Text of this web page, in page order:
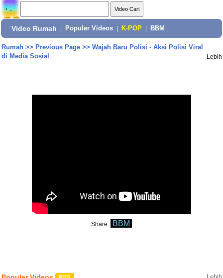
Video Rumah Populer Videos K-POP BBM
Rumah>> Previous Page>> Wajah Baru Polisi - Aksi Polisi Viral
di Media Sosial
Lebih
Share: BBM